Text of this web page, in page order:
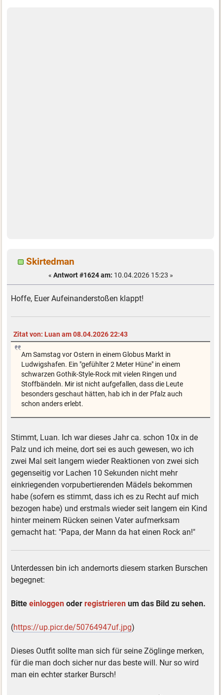
Skirtedman
« Antwort #1624 am: 10.04.2026 15:23 »
Hoffe, Euer Aufeinanderstoßen klappt!
Zitat von: Luan am 08.04.2026 22:43
Am Samstag vor Ostern in einem Globus Markt in
Ludwigshafen. Ein "gefühlter 2 Meter Hüne" in einem
schwarzen Gothik-Style-Rock mit vielen Ringen und
Stoffbändeln. Mir ist nicht aufgefallen, dass die Leute
besonders geschaut hätten, hab ich in der Pfalz auch
schon anders erlebt.
Stimmt, Luan. Ich war dieses Jahr ca. schon 10x in de
Palz und ich meine, dort sei es auch gewesen, wo ich
zwei Mal seit langem wieder Reaktionen von zwei sich
gegenseitig vor Lachen 10 Sekunden nicht mehr
einkriegenden vorpubertierenden Mädels bekommen
habe (sofern es stimmt, dass ich es zu Recht auf mich
bezogen habe) und erstmals wieder seit langem ein Kind
hinter meinem Rücken seinen Vater aufmerksam
gemacht hat: "Papa, der Mann da hat einen Rock an!"
Unterdessen bin ich andernorts diesem starken Burschen
begegnet:
Bitteeinloggen oderregistrieren um das Bild zu sehen.
(https://up.picr.de/50764947uf.jpg)
Dieses Outfit sollte man sich für seine Zöglinge merken,
für die man doch sicher nur das beste will. Nur so wird
man ein echter starker Bursch!